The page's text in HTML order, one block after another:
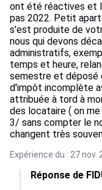
ont été réactives et
pas 2022. Petit
s'est produite de
nous qui devons
administratifs,
temps et heure,
semestre et déposé
d'impôt incomplète
attribuée à tord à
des locataire ( on
3/ sans compter le
changent très
Expérience du : 27 nov.
Réponse de